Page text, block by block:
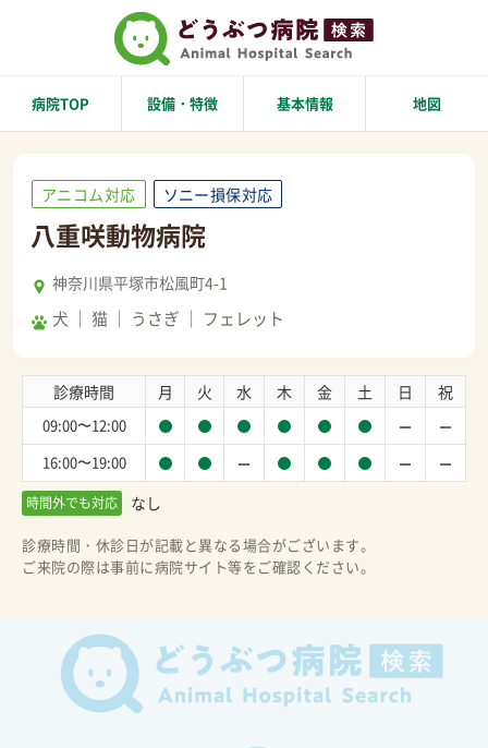
病院TOP 設備・特徴 基本情報 地図
アニコム対応 ソニー損保対応
八重咲動物病院
神奈川県平塚市松風町4-1
犬 猫 うさぎ フェレット
診療時間 月 火 水 木 金 土 日 祝
09:00〜12:00
16:00〜19:00
時間外でも対応 なし
診療時間・休診日が記載と異なる場合がございます。
ご来院の際は事前に病院サイト等をご確認ください。